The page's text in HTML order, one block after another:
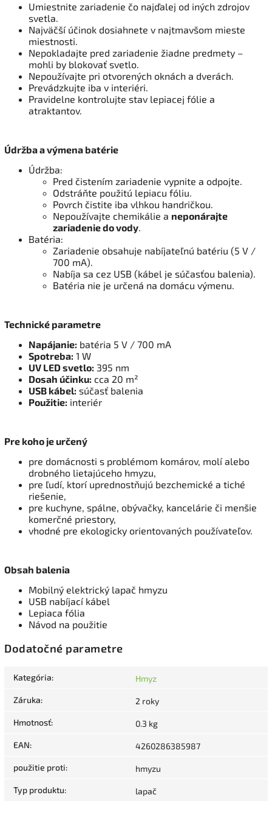
Umiestnite zariadenie čo najďalej od iných zdrojov
svetla.
Najväčší účinok dosiahnete v najtmavšom mieste
miestnosti.
Nepokladajte pred zariadenie žiadne predmety –
mohli by blokovať svetlo.
Nepoužívajte pri otvorených oknách a dverách.
Prevádzkujte iba v interiéri.
Pravidelne kontrolujte stav lepiacej fólie a
atraktantov.
Údržba a výmena batérie
Údržba:
Pred čistením zariadenie vypnite a odpojte.
Odstráňte použitú lepiacu fóliu.
Povrch čistite iba vlhkou handričkou.
Nepoužívajte chemikálie a neponárajte
zariadenie do vody.
Batéria:
Zariadenie obsahuje nabíjateľnú batériu (5 V /
700 mA).
Nabíja sa cez USB (kábel je súčasťou balenia).
Batéria nie je určená na domácu výmenu.
Technické parametre
Napájanie: batéria 5 V / 700 mA
Spotreba: 1 W
UV LED svetlo: 395 nm
Dosah účinku: cca 20 m²
USB kábel: súčasť balenia
Použitie: interiér
Pre koho je určený
pre domácnosti s problémom komárov, molí alebo
drobného lietajúceho hmyzu,
pre ľudí, ktorí uprednostňujú bezchemické a tiché
riešenie,
pre kuchyne, spálne, obývačky, kancelárie či menšie
komerčné priestory,
vhodné pre ekologicky orientovaných používateľov.
Obsah balenia
Mobilný elektrický lapač hmyzu
USB nabíjací kábel
Lepiaca fólia
Návod na použitie
Dodatočné parametre
Kategória: Hmyz
Záruka: 2 roky
Hmotnosť: 0.3 kg
EAN: 4260286385987
použitie proti: hmyzu
Typ produktu: lapač